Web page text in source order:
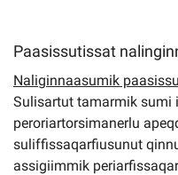
Paasissutissat
Naliginnaasumik
Sulisartut tamarmik sumi
peroriartorsimanerlu
suliffissaqarfiusunut
assigiimmik